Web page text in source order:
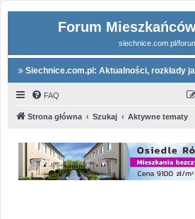
Forum
siechnice.com.pl/
Siechnice.com.pl: Aktualności, rozkłady
FAQ
Strona główna Szukaj Aktywne tematy